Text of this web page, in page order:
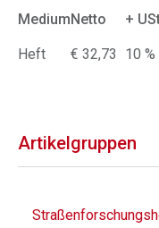
MediumNetto +
Heft € 32,73 10 %
Artikelgruppen